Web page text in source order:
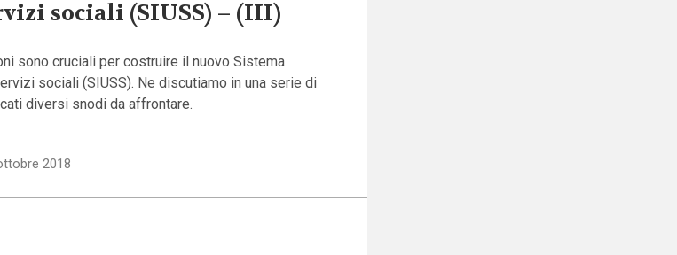
sociali (SIUSS) – (III)
sono cruciali per costruire il nuovo Sistema
sociali (SIUSS). Ne discutiamo in una serie di
diversi snodi da affrontare.
2018